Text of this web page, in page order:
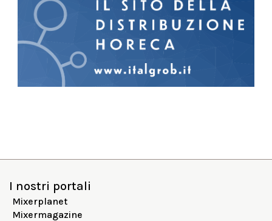
I nostri portali
Mixerplanet
Mixermagazine